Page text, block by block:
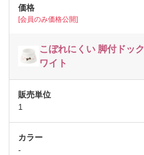
[会員のみ価格公開]
こぼれにくい 脚付ドッ
ワイト
1
-